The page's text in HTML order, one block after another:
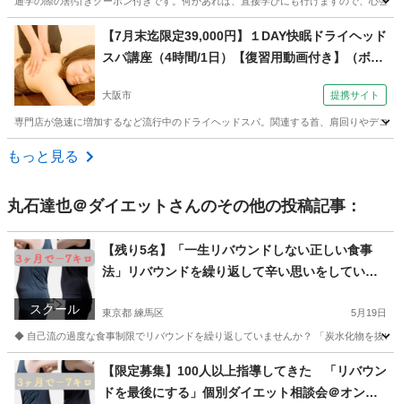
大阪 大阪市 マッサージ
【7月末迄限定39,000円】１DAY快眠ドライヘッド
スパ講座（4時間/1日）【復習用動画付き】（ボデ
ーションセラピスト認定協会【耳つぼジュエリー/
マッサージ/ドライヘッドスパ】 大阪校）
大阪市 提携サイト
専門店が急速に増加するなど流行中のドライヘッドスパ。関連する首、肩回りやデコ
大阪 大阪市
もっと見る
丸石達也＠ダイエット さんのその他の投稿記事：
スクール
【残り5名】「一生リバウンドしない正しい食事
法」リバウンドを繰り返して辛い思いをしている
東京都 練馬区 5月19日
◆ 自己流の過度な食事制限でリバウンドを繰り返していませんか？ 「炭水化物を抜
東京 練馬区 美容健康 オンライン
【限定募集】100人以上指導してきた 「リバウン
ドを最後にする」個別ダイエット相談会＠オンラ